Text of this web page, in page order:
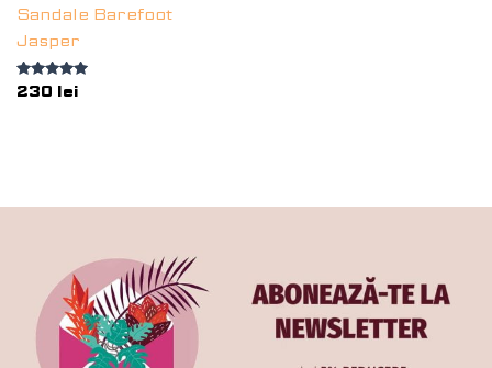
Sandale Barefoot
Jasper
Evaluat la
5.00
230 lei